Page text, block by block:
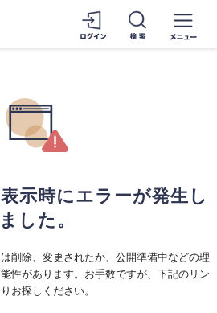
示時にエラーが発生し
ました。
削除、変更されたか、公開準備中などの理
性があります。お手数ですが、下記のリン
お探しください。